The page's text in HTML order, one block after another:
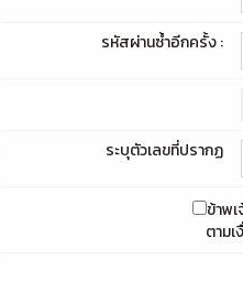
รหัสผ่านซ้ำอีกครั้ง :
ระบุตัวเลขที่ปรากฏ
ข้าพ
ตาม